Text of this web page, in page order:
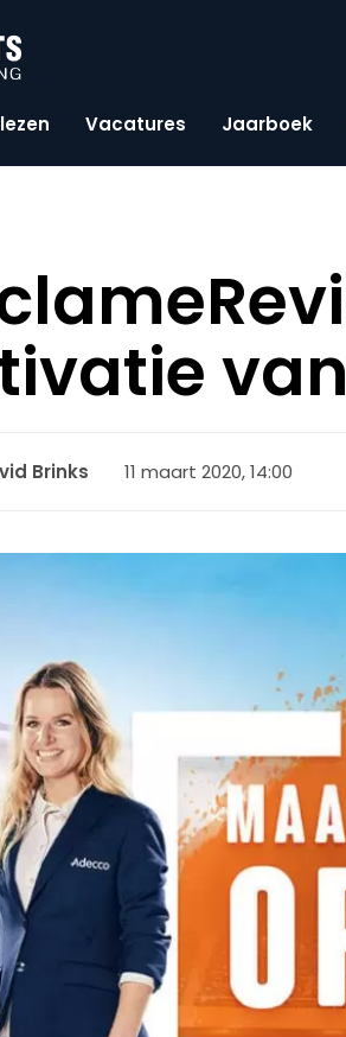
Vacatures Jaarboek
Brinks 11 maart 2020, 14:00